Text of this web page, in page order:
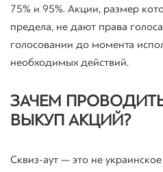
75% и 95%. Акции, размер
предела, не дают права
голосовании до момента
необходимых действий.
ЗАЧЕМ
ВЫКУП АКЦИЙ?
Сквиз-аут — это не